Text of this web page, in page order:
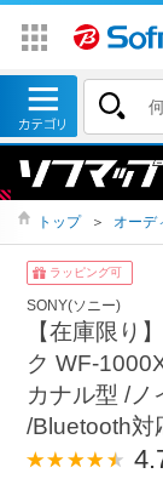
トップ ＞ オーデ
ラッピング可
SONY(ソニー)
【在庫限り
ク WF-
カナル型 /ノ
/Bluetooth対